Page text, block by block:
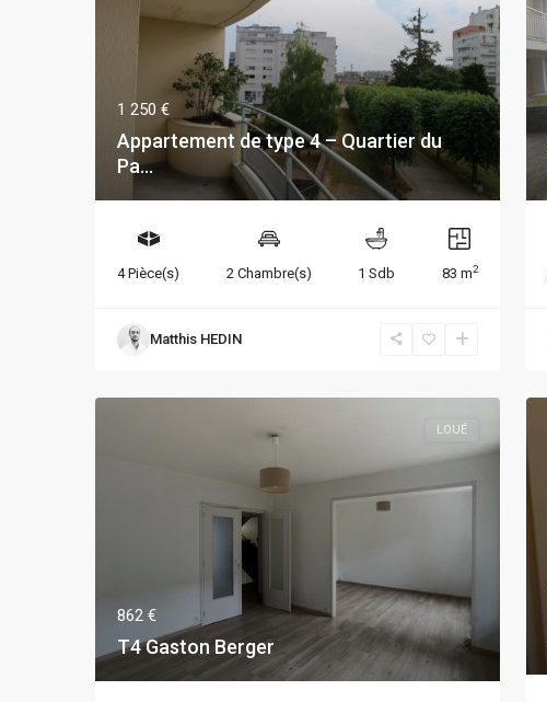
1 250 €
Appartement de type 4 – Quartier du
Pa...
4 Pièce(s) 2 Chambre(s) 1 Sdb 83 m2
Matthis HEDIN
LOUÉ
862 €
T4 Gaston Berger